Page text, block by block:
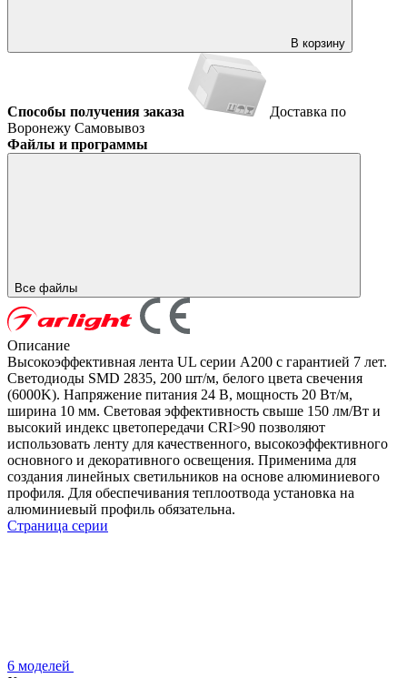
В корзину
Способы получения заказа
Доставка по
Воронежу Самовывоз
Файлы и программы
Все файлы
Описание
Высокоэффективная лента UL серии A200 с гарантией 7 лет.
Светодиоды SMD 2835, 200 шт/м, белого цвета свечения
(6000K). Напряжение питания 24 В, мощность 20 Вт/м,
ширина 10 мм. Световая эффективность свыше 150 лм/Вт и
высокий индекс цветопередачи CRI>90 позволяют
использовать ленту для качественного, высокоэффективного
основного и декоративного освещения. Применима для
создания линейных светильников на основе алюминиевого
профиля. Для обеспечивания теплоотвода установка на
алюминиевый профиль обязательна.
Страница серии
6 моделей